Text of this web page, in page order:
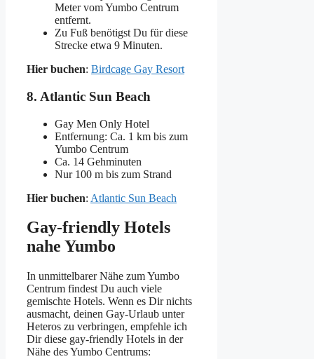
Meter vom Yumbo Centrum
entfernt.
Zu Fuß benötigst Du für diese
Strecke etwa 9 Minuten.
Hier buchen: Birdcage Gay Resort
8. Atlantic Sun Beach
Gay Men Only Hotel
Entfernung: Ca. 1 km bis zum
Yumbo Centrum
Ca. 14 Gehminuten
Nur 100 m bis zum Strand
Hier buchen: Atlantic Sun Beach
Gay-friendly Hotels
nahe Yumbo
In unmittelbarer Nähe zum Yumbo
Centrum findest Du auch viele
gemischte Hotels. Wenn es Dir nichts
ausmacht, deinen Gay-Urlaub unter
Heteros zu verbringen, empfehle ich
Dir diese gay-friendly Hotels in der
Nähe des Yumbo Centrums: